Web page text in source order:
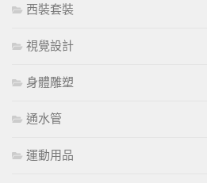
西裝套裝
視覺設計
身體雕塑
通水管
運動用品